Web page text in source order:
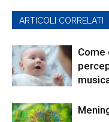
ARTICOLI CORRELATI
Come